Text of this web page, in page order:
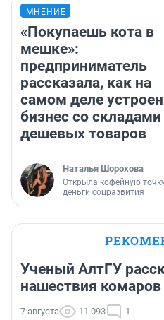
МНЕНИЕ
«Покупаешь кота в
мешке»:
предприниматель
рассказала, как на
самом деле устроен
бизнес со складами
дешевых товаров
Наталья Шорохова
Открыла кофейную
деньги соцразвития
Ученый АлтГУ
нашествия комаров
7 августа 11 093 1